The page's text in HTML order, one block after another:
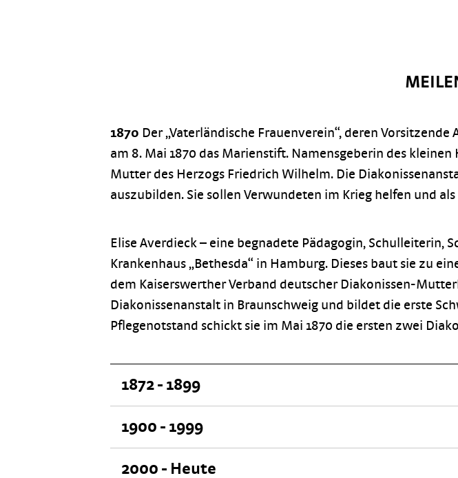
1870 Der „Vaterländische Frauenverein“, deren
am 8. Mai 1870 das Marienstift. Namensgeberin des
Mutter des Herzogs Friedrich Wilhelm. Die
auszubilden. Sie sollen Verwundeten im Krieg helfen und
Elise Averdieck – eine begnadete Pädagogin,
Krankenhaus „Bethesda“ in Hamburg. Dieses baut sie zu
dem Kaiserswerther Verband deutscher Diakonissen-
Diakonissenanstalt in Braunschweig und bildet die erste
Pflegenotstand schickt sie im Mai 1870 die ersten zwei
1872 - 1899
1900 - 1999
2000 - Heute